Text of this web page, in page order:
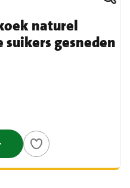
naturel
gesneden